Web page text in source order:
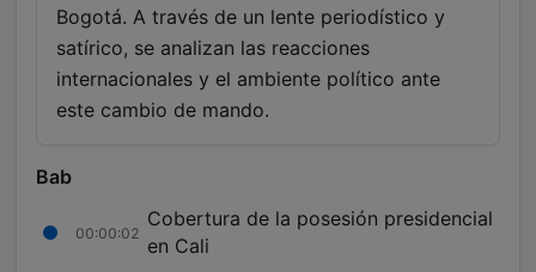
Bogotá. A través de un lente periodístico y
satírico, se analizan las reacciones
internacionales y el ambiente político ante
este cambio de mando.
Bab
00:00:02
Cobertura de la posesión presidencial
en Cali